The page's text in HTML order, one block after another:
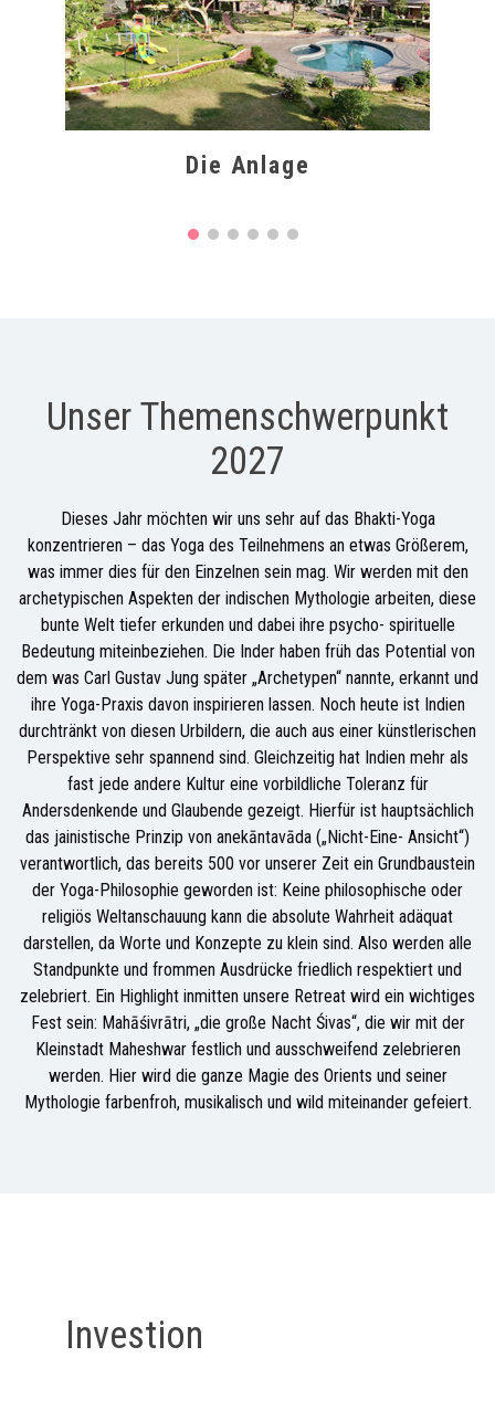
Die Anlage
Unser Themenschwerpunkt
2027
Dieses Jahr möchten wir uns sehr auf das Bhakti-Yoga
konzentrieren – das Yoga des Teilnehmens an etwas Größerem,
was immer dies für den Einzelnen sein mag. Wir werden mit den
archetypischen Aspekten der indischen Mythologie arbeiten, diese
bunte Welt tiefer erkunden und dabei ihre psycho- spirituelle
Bedeutung miteinbeziehen. Die Inder haben früh das Potential von
dem was Carl Gustav Jung später „Archetypen“ nannte, erkannt und
ihre Yoga-Praxis davon inspirieren lassen. Noch heute ist Indien
durchtränkt von diesen Urbildern, die auch aus einer künstlerischen
Perspektive sehr spannend sind. Gleichzeitig hat Indien mehr als
fast jede andere Kultur eine vorbildliche Toleranz für
Andersdenkende und Glaubende gezeigt. Hierfür ist hauptsächlich
das jainistische Prinzip von anekāntavāda („Nicht-Eine- Ansicht“)
verantwortlich, das bereits 500 vor unserer Zeit ein Grundbaustein
der Yoga-Philosophie geworden ist: Keine philosophische oder
religiös Weltanschauung kann die absolute Wahrheit adäquat
darstellen, da Worte und Konzepte zu klein sind. Also werden alle
Standpunkte und frommen Ausdrücke friedlich respektiert und
zelebriert. Ein Highlight inmitten unsere Retreat wird ein wichtiges
Fest sein: Mahāśivrātri, „die große Nacht Śivas“, die wir mit der
Kleinstadt Maheshwar festlich und ausschweifend zelebrieren
werden. Hier wird die ganze Magie des Orients und seiner
Mythologie farbenfroh, musikalisch und wild miteinander gefeiert.
Investion